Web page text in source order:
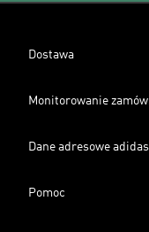
Dostawa
Monitorowanie
Dane adresowe adidas
Pomoc